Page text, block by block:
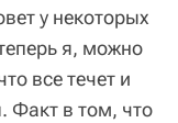
у некоторых
я, можно
все течет и
Факт в том, что